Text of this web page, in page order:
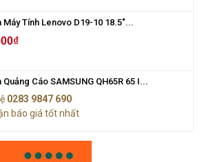
Máy Tính Lenovo D19-10 18.5"...
Quảng Cáo SAMSUNG QH65R 65 I...
0283 9847 690
báo giá tốt nhất